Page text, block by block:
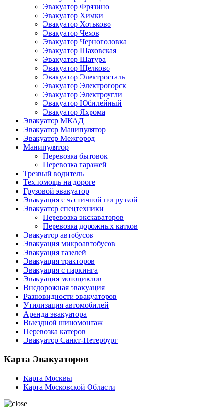
Эвакуатор Фрязино
Эвакуатор Химки
Эвакуатор Хотьково
Эвакуатор Чехов
Эвакуатор Черноголовка
Эвакуатор Шаховская
Эвакуатор Шатура
Эвакуатор Щелково
Эвакуатор Электросталь
Эвакуатор Электрогорск
Эвакуатор Электроугли
Эвакуатор Юбилейный
Эвакуатор Яхрома
Эвакуатор МКАД
Эвакуатор Манипулятор
Эвакуатор Межгород
Манипулятор
Перевозка бытовок
Перевозка гаражей
Трезвый водитель
Техпомощь на дороге
Грузовой эвакуатор
Эвакуация с частичной погрузкой
Эвакуатор спецтехники
Перевозка экскаваторов
Перевозка дорожных катков
Эвакуатор автобусов
Эвакуация микроавтобусов
Эвакуация газелей
Эвакуация тракторов
Эвакуация с паркинга
Эвакуация мотоциклов
Внедорожная эвакуация
Разновидности эвакуаторов
Утилизация автомобилей
Аренда эвакуатора
Выездной шиномонтаж
Перевозка катеров
Эвакуатор Санкт-Петербург
Карта Эвакуаторов
Карта Москвы
Карта Московской Области